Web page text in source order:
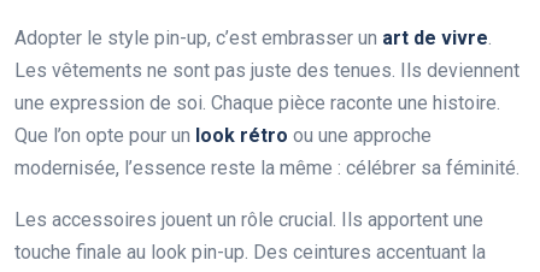
Adopter le style pin-up, c’est embrasser un art de vivre.
Les vêtements ne sont pas juste des tenues. Ils deviennent
une expression de soi. Chaque pièce raconte une histoire.
Que l’on opte pour un look rétro ou une approche
modernisée, l’essence reste la même : célébrer sa féminité.
Les accessoires jouent un rôle crucial. Ils apportent une
touche finale au look pin-up. Des ceintures accentuant la